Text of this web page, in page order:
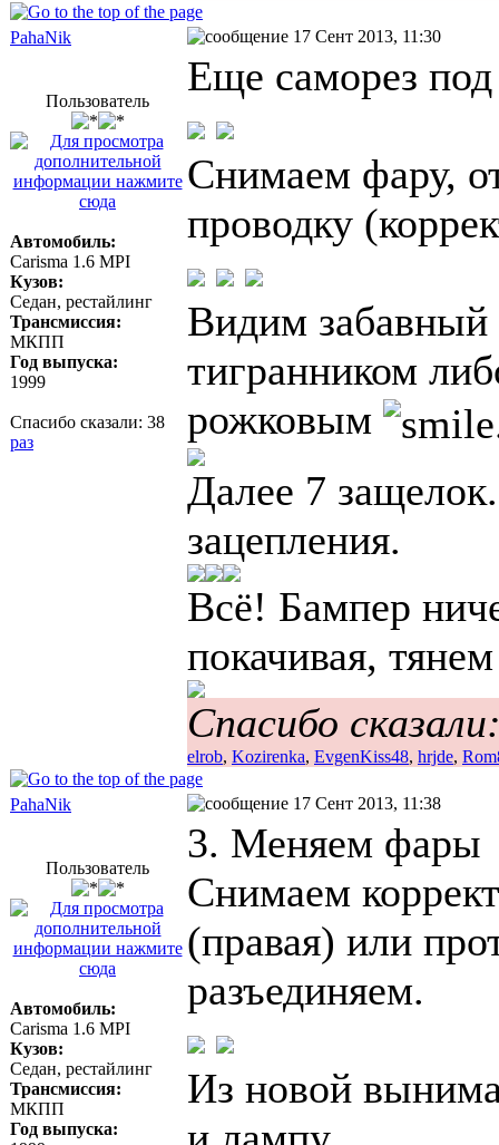
PahaNik 17 Сент 2013, 11:30
Пользователь
Автомобиль:
Carisma 1.6 MPI
Кузов:
Седан, рестайлинг
Трансмиссия:
МКПП
Год выпуска:
1999
Спасибо сказали: 38
раз
Еще саморез
Снимаем фару,
проводку
Видим забавный
тигранником
рожковым
Далее 7
зацепления.
Всё! Бампер
покачивая,
Спасибо
elrob, Kozirenka, EvgenKiss48, hrjde,
PahaNik 17 Сент 2013, 11:38
Пользователь
Автомобиль:
Carisma 1.6 MPI
Кузов:
Седан, рестайлинг
Трансмиссия:
МКПП
Год выпуска:
3. Меняем фары
Снимаем
(правая) или
разъединяем.
Из новой